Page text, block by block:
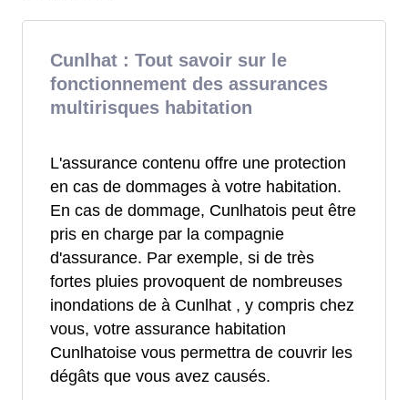
Cunlhat : Tout savoir sur le
fonctionnement des assurances
multirisques habitation
L'assurance contenu offre une protection
en cas de dommages à votre habitation.
En cas de dommage, Cunlhatois peut être
pris en charge par la compagnie
d'assurance. Par exemple, si de très
fortes pluies provoquent de nombreuses
inondations de à Cunlhat , y compris chez
vous, votre assurance habitation
Cunlhatoise vous permettra de couvrir les
dégâts que vous avez causés.